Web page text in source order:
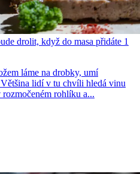
drolit, když do masa přidáte 1
láme na drobky, umí
lidí v tu chvíli hledá vinu
rohlíku a...